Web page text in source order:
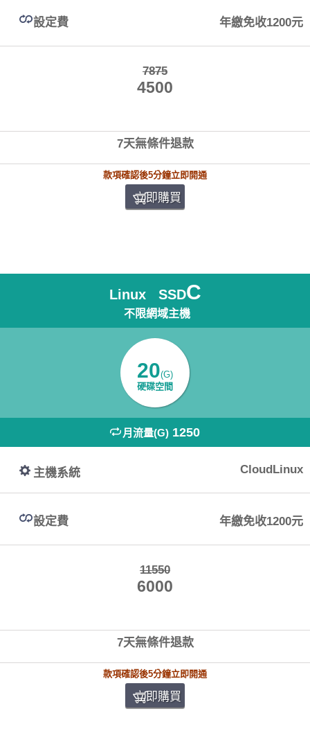
設定費 年繳免收1200元
7875
4500
7天無條件退款
款項確認後5分鐘立即開通
立即購買
Linux SSDC
不限網域主機
20(G)
硬碟空間
月流量(G) 1250
主機系統 CloudLinux
設定費 年繳免收1200元
11550
6000
7天無條件退款
款項確認後5分鐘立即開通
立即購買